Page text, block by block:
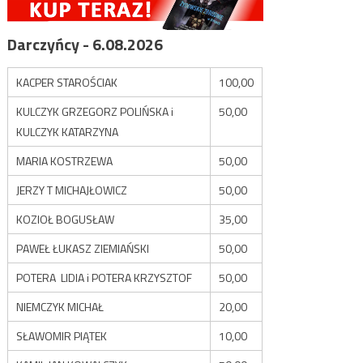
Darczyńcy - 6.08.2026
KACPER STAROŚCIAK
100,00
KULCZYK GRZEGORZ POLIŃSKA i
KULCZYK KATARZYNA
50,00
MARIA KOSTRZEWA
50,00
JERZY T MICHAJŁOWICZ
50,00
KOZIOŁ BOGUSŁAW
35,00
PAWEŁ ŁUKASZ ZIEMIAŃSKI
50,00
POTERA LIDIA i POTERA KRZYSZTOF
50,00
NIEMCZYK MICHAŁ
20,00
SŁAWOMIR PIĄTEK
10,00